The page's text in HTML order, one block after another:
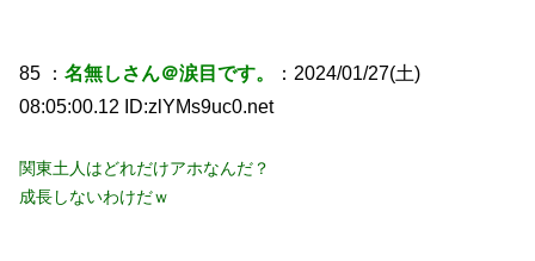
85 ：名無しさん＠涙目です。
：2024/01/27(土)
08:05:00.12 ID:zlYMs9uc0.net
関東土人はどれだけアホなんだ？
成長しないわけだｗ